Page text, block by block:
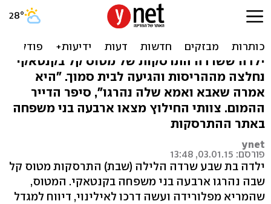
בת 7 דפקה בדלת: 'מטוס
התרסק, הוריי מתו'
ילדה ששרדה התרסקות של מטוס קל בקנטאקי
נחלצה מההריסות והגיעה לבית סמוך. "היא
אמרה שאבא ואמא שלה נהרגו", סיפר הדייר
ההמום. צוותי החילוץ מצאו ארבעה בני משפחה
באתר ההתרסקות
ynet
פורסם: 03.01.15, 13:48
ילדה בת שבע שרדה הלילה (שבת) התרסקות מטוס קל
שבה נהרגו ארבעה בני משפחה בקנטאקי. המטוס,
שהמריא מפלורידה ועשה דרכו לאילינוי, דיווח למגדל